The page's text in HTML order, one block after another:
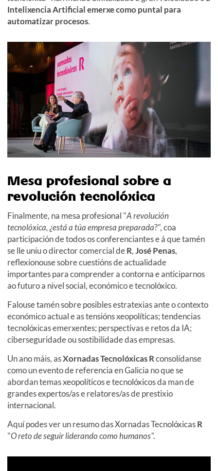
Intelixencia Artificial emerxe como puntal para
automatizar procesos.
Mesa profesional sobre a
revolución tecnolóxica
Finalmente, na mesa profesional "A revolución
tecnolóxica, ¿está a túa empresa preparada?", coa
participación de todos os conferenciantes e á que tamén
se lle uniu o director comercial deR,José Penas,
reflexionouse sobre cuestións de actualidade
importantes para comprender a contorna e anticiparnos
ao futuro a nivel social, económico e tecnolóxico.
Falouse tamén sobre posibles estratexias ante o contexto
económico actual e as tensións xeopolíticas; tendencias
tecnolóxicas emerxentes; perspectivas e retos da IA;
ciberseguridade ou sostibilidade das empresas.
Un ano máis, asXornadas Tecnolóxicas Rconsolídanse
como un evento de referencia en Galicia no que se
abordan temas xeopolíticos e tecnolóxicos da man de
grandes expertos/as e relatores/as de prestixio
internacional.
Aquí podes ver un resumo das Xornadas TecnolóxicasR
"O reto de seguir liderando como humanos".